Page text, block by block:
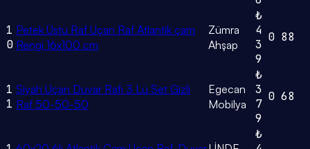
1
0
Petek Üstü Raf Uçan Raf Atlantik çam
Rengi 16x100 cm
Zümra
Ahşap
₺
4
3
9
0 88
1
1
Siyah Uçan Duvar Rafı 3 Lü Set Gizli
Raf 50-50-50
Egecan
Mobilya
₺
3
7
9
0 68
₺